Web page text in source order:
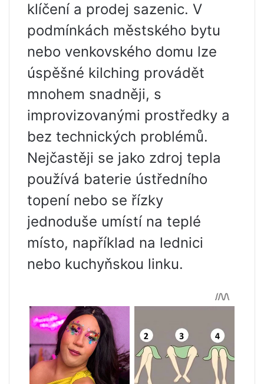
klíčení a prodej sazenic. V
podmínkách městského bytu
nebo venkovského domu lze
úspěšné kilching provádět
mnohem snadněji, s
improvizovanými prostředky a
bez technických problémů.
Nejčastěji se jako zdroj tepla
používá baterie ústředního
topení nebo se řízky
jednoduše umístí na teplé
místo, například na lednici
nebo kuchyňskou linku.